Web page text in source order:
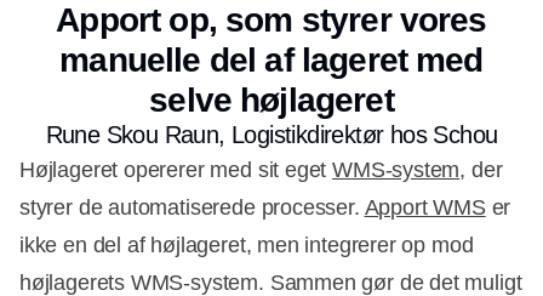
Apport op, som styrer vores
manuelle del af lageret med
selve højlageret
Rune Skou Raun, Logistikdirektør hos Schou
Højlageret opererer med sit egetWMS-system, der
styrer de automatiserede processer. Apport WMSer
ikke en del af højlageret, men integrerer op mod
højlagerets WMS-system. Sammen gør de det muligt